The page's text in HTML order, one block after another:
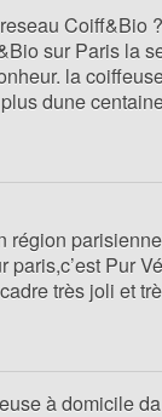
Coiff&Bio
sur Paris la
la
dune
région
paris,c’est Pur
très joli et
à domicile